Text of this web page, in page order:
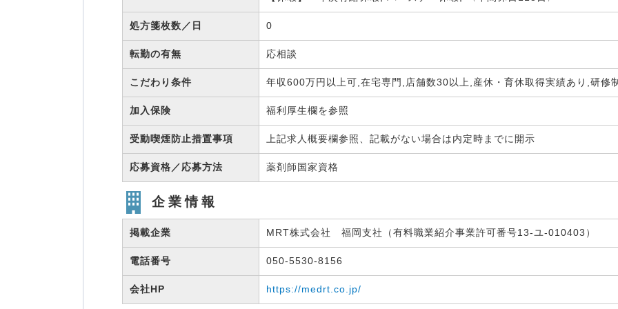
処方箋枚数／日 0
転勤の有無 応相談
こだわり条件 年収600万円以上可,在宅専門,店舗数30以上,産休・育休取得実績あり,研修
加入保険 福利厚生欄を参照
受動喫煙防止措置事項 上記求人概要欄参照、記載がない場合は内定時までに開示
応募資格／応募方法 薬剤師国家資格
企業情報
掲載企業 MRT株式会社 福岡支社（有料職業紹介事業許可番号13-ユ-010403）
電話番号 050-5530-8156
会社HP https://medrt.co.jp/